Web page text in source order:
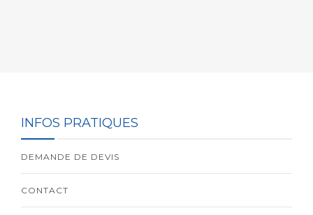
INFOS PRATIQUES
DEMANDE DE DEVIS
CONTACT